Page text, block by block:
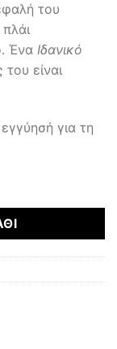
του
Ένα Ιδανικό
είναι
για τη